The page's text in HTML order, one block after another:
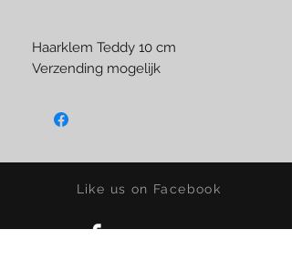
Haarklem Teddy 10 cm
Verzending mogelijk
Like us on Facebook